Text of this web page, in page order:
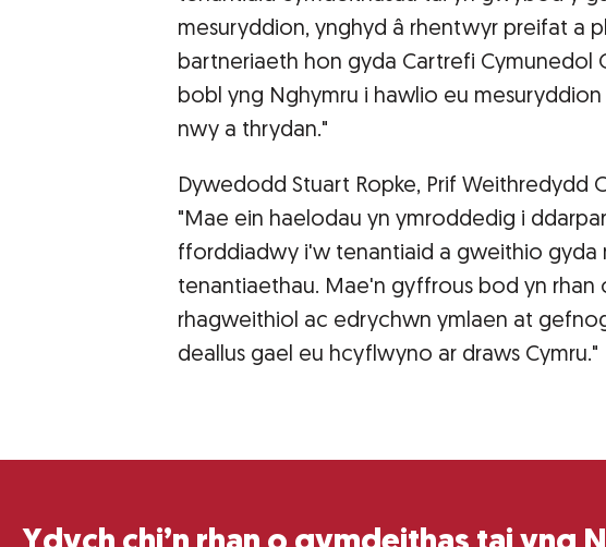
mesuryddion, ynghyd â rhentwyr preifat a
bartneriaeth hon gyda Cartrefi Cymunedol
bobl yng Nghymru i hawlio eu
nwy a thrydan."
Dywedodd Stuart Ropke, Prif Weithredydd
"Mae ein haelodau yn ymroddedig i
fforddiadwy i'w tenantiaid a gweithio gyda
tenantiaethau. Mae'n gyffrous bod yn rhan
rhagweithiol ac edrychwn ymlaen at
deallus gael eu hcyflwyno ar draws Cymru."